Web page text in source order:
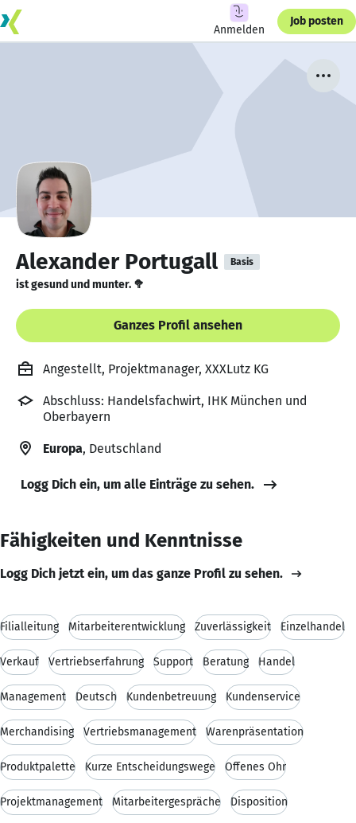
Anmelden
Job posten
Alexander Portugall Basis
ist gesund und munter. 🥦
Ganzes Profil ansehen
Angestellt, Projektmanager, XXXLutz KG
Abschluss: Handelsfachwirt, IHK München und
Oberbayern
Europa, Deutschland
Logg Dich ein, um alle Einträge zu sehen.
Fähigkeiten und Kenntnisse
Logg Dich jetzt ein, um das ganze Profil zu sehen.
Filialleitung Mitarbeiterentwicklung Zuverlässigkeit Einzelhandel
Verkauf Vertriebserfahrung Support Beratung Handel
Management Deutsch Kundenbetreuung Kundenservice
Merchandising Vertriebsmanagement Warenpräsentation
Produktpalette Kurze Entscheidungswege Offenes Ohr
Projektmanagement Mitarbeitergespräche Disposition